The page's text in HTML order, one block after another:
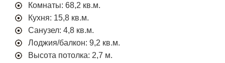
Комнаты: 68,2 кв.м.
Кухня: 15,8 кв.м.
Санузел: 4,8 кв.м.
Лоджия/балкон: 9,2 кв.м.
Высота потолка: 2,7 м.